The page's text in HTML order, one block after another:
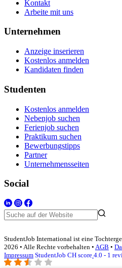
Kontakt
Arbeite mit uns
Unternehmen
Anzeige inserieren
Kostenlos anmelden
Kandidaten finden
Studenten
Kostenlos anmelden
Nebenjob suchen
Ferienjob suchen
Praktikum suchen
Bewerbungstipps
Partner
Unternehmensseiten
Social
StudentJob International ist eine
2026 • Alle Rechte vorbehalten • AGB •
Impressum StudentJob CH score 4.0 - 1